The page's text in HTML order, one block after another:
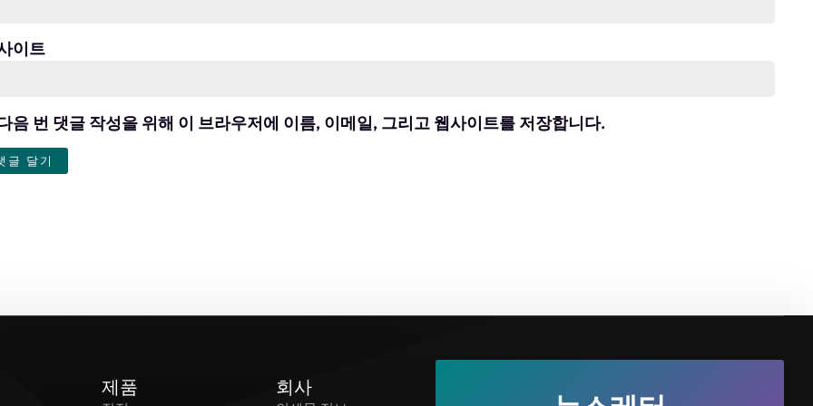
이트
음 번 댓글 작성을 위해 이 브라우저에 이름, 이메일, 그리고 웹사이트를 저장합니다.
제품 회사